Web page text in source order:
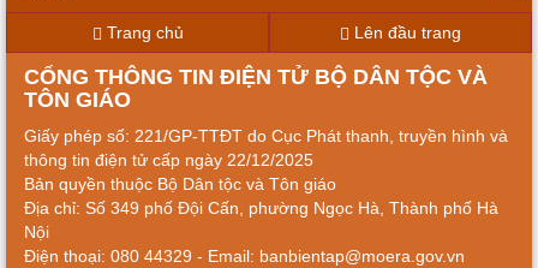
Trang chủ
Lên đầu trang
CỔNG THÔNG TIN ĐIỆN TỬ BỘ DÂN TỘC VÀ
TÔN GIÁO
Giấy phép số: 221/GP-TTĐT do Cục Phát thanh, truyền hình và
thông tin điện tử cấp ngày 22/12/2025
Bản quyền thuộc Bộ Dân tộc và Tôn giáo
Địa chỉ: Số 349 phố Đội Cấn, phường Ngọc Hà, Thành phố Hà
Nội
Điện thoại: 080 44329 - Email: banbientap@moera.gov.vn